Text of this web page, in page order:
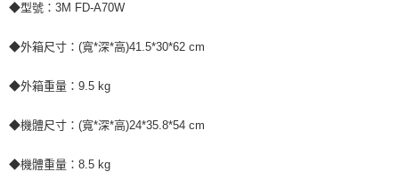
◆型號：3M FD-A70W
◆外箱尺寸：(寬*深*高)41.5*30*62 cm
◆外箱重量：9.5 kg
◆機體尺寸：(寬*深*高)24*35.8*54 cm
◆機體重量：8.5 kg